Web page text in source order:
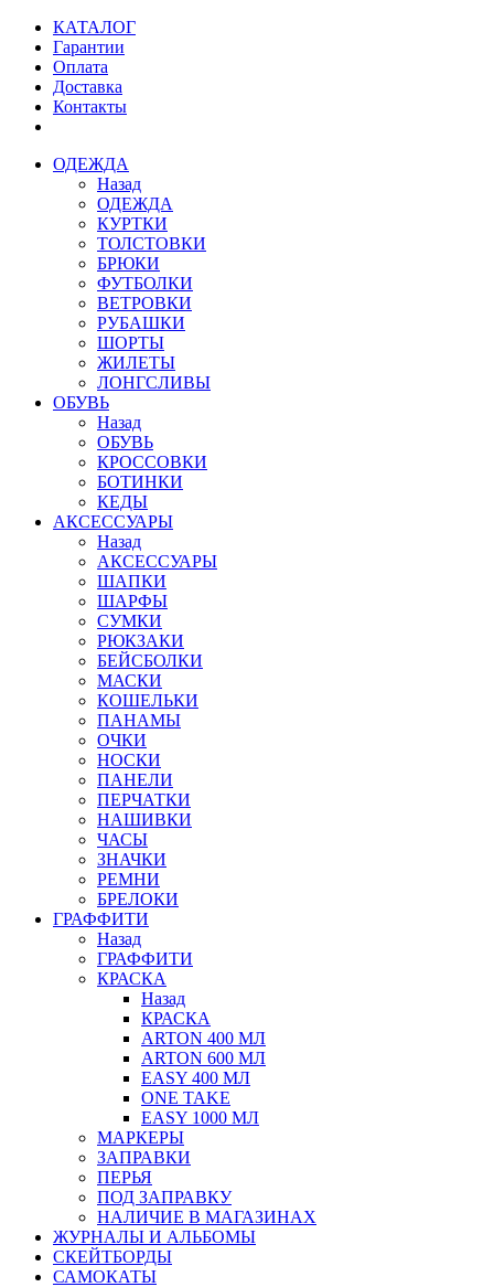
КАТАЛОГ
Гарантии
Оплата
Доставка
Контакты
ОДЕЖДА
Назад
ОДЕЖДА
КУРТКИ
ТОЛСТОВКИ
БРЮКИ
ФУТБОЛКИ
ВЕТРОВКИ
РУБАШКИ
ШОРТЫ
ЖИЛЕТЫ
ЛОНГСЛИВЫ
ОБУВЬ
Назад
ОБУВЬ
КРОССОВКИ
БОТИНКИ
КЕДЫ
АКСЕССУАРЫ
Назад
АКСЕССУАРЫ
ШАПКИ
ШАРФЫ
СУМКИ
РЮКЗАКИ
БЕЙСБОЛКИ
МАСКИ
КОШЕЛЬКИ
ПАНАМЫ
ОЧКИ
НОСКИ
ПАНЕЛИ
ПЕРЧАТКИ
НАШИВКИ
ЧАСЫ
ЗНАЧКИ
РЕМНИ
БРЕЛОКИ
ГРАФФИТИ
Назад
ГРАФФИТИ
КРАСКА
Назад
КРАСКА
ARTON 400 МЛ
ARTON 600 МЛ
EASY 400 МЛ
ONE TAKE
EASY 1000 МЛ
МАРКЕРЫ
ЗАПРАВКИ
ПЕРЬЯ
ПОД ЗАПРАВКУ
НАЛИЧИЕ В МАГАЗИНАХ
ЖУРНАЛЫ И АЛЬБОМЫ
СКЕЙТБОРДЫ
САМОКАТЫ